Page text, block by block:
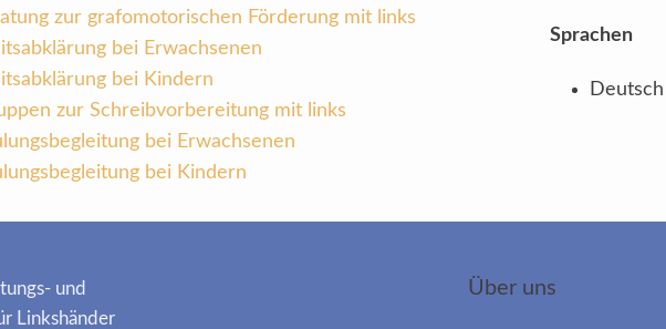
zur grafomotorischen Förderung mit links
bei Erwachsenen
bei Kindern
zur Schreibvorbereitung mit links
bei Erwachsenen
bei Kindern
Sprachen
Deutsch
und
Linkshänder
Über uns